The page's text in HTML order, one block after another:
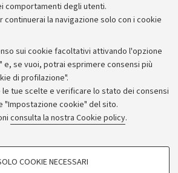
comportamenti degli utenti.
continuerai la navigazione solo con i cookie
sui cookie facoltativi attivando l'opzione
e, se vuoi, potrai esprimere consensi più
di profilazione".
tue scelte e verificare lo stato dei consensi
"Impostazione cookie" del sito.
consulta la nostra Cookie policy.
- FACOLTATIVI
COOKIE NECESSARI
Archivio
Comunicati stampa
Redazione
Rassegna stampa